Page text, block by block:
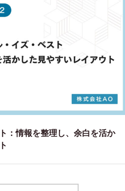
つくる。
：情報を整理し、余白を活か